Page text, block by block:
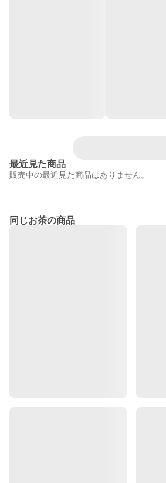
最近見た商品
販売中の最近見た商品はありません。
同じお茶の商品